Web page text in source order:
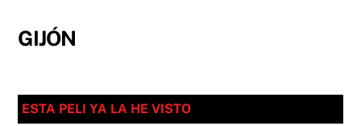
GIJÓN
ESTA PELI YA LA HE VISTO